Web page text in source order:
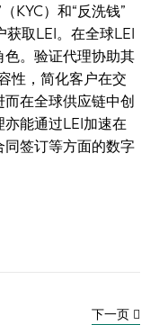
KYC）和“反洗钱”
获取LEI。在全球LEI
。验证代理协助其
性，简化客户在交
在全球供应链中创
能通过LEI加速在
签订等方面的数字
下一页